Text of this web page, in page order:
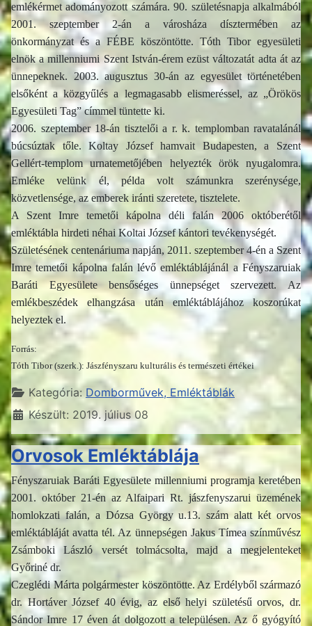
emlékérmet adományozott számára. 90. születésnapja alkalmából
2001. szeptember 2-án a városháza dísztermében az
önkormányzat és a FÉBE köszöntötte. Tóth Tibor egyesületi
elnök a millenniumi Szent István-érem ezüst változatát adta át az
ünnepeknek. 2003. augusztus 30-án az egyesület történetében
elsőként a közgyűlés a legmagasabb elismeréssel, az „Örökös
Egyesületi Tag” címmel tüntette ki.
2006. szeptember 18-án tisztelői a r. k. templomban ravatalánál
búcsúztak tőle. Koltay József hamvait Budapesten, a Szent
Gellért-templom urnatemetőjében helyezték örök nyugalomra.
Emléke velünk él, példa volt számunkra szerénysége,
közvetlensége, az emberek iránti szeretete, tisztelete.
A Szent Imre temetői kápolna déli falán 2006 októberétől
emléktábla hirdeti néhai Koltai József kántori tevékenységét.
Születésének centenáriuma napján, 2011. szeptember 4-én a Szent
Imre temetői kápolna falán lévő emléktáblájánál a Fényszaruiak
Baráti Egyesülete bensőséges ünnepséget szervezett. Az
emlékbeszédek elhangzása után emléktáblájához koszorúkat
helyeztek el.
Forrás:
Tóth Tibor (szerk.): Jászfényszaru kulturális és természeti értékei
Részletek
Kategória: Domborművek, Emléktáblák
Készült: 2019. július 08
Orvosok Emléktáblája
Fényszaruiak Baráti Egyesülete millenniumi programja keretében
2001. október 21-én az Alfaipari Rt. jászfenyszarui üzemének
homlokzati falán, a Dózsa György u.13. szám alatt két orvos
emléktábláját avatta tél. Az ünnepségen Jakus Tímea színművész
Zsámboki László versét tolmácsolta, majd a megjelenteket
Győriné dr.
Czeglédi Márta polgármester köszöntötte. Az Erdélyből származó
dr. Hortáver József 40 évig, az első helyi születésű orvos, dr.
Sándor Imre 17 éven át dolgozott a településen. Az ő gyógyító